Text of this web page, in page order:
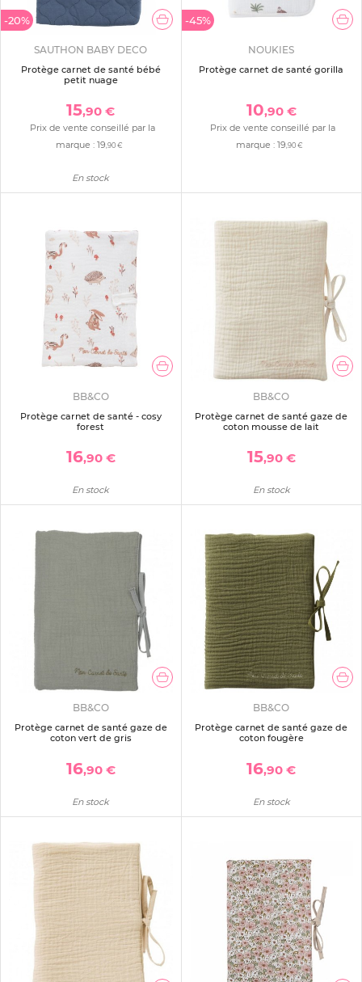
-20%
SAUTHON BABY DECO
Protège carnet de santé bébé
petit nuage
15,90 €
Prix de vente conseillé par la
marque : 19,90 €
En stock
-45%
NOUKIES
Protège carnet de santé gorilla
10,90 €
Prix de vente conseillé par la
marque :19,90 €
BB&CO
Protège carnet de santé - cosy
forest
16,90 €
En stock
BB&CO
Protège carnet de santé gaze de
coton mousse de lait
15,90 €
En stock
BB&CO
Protège carnet de santé gaze de
coton vert de gris
16,90 €
En stock
BB&CO
Protège carnet de santé gaze de
coton fougère
16,90 €
En stock